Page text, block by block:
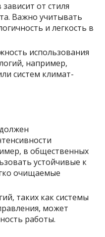
от стиля
Важно учитывать
и легкость в
использования
например,
систем климат-
в общественных
устойчивые к
очищаемые
таких как системы
может
работы.